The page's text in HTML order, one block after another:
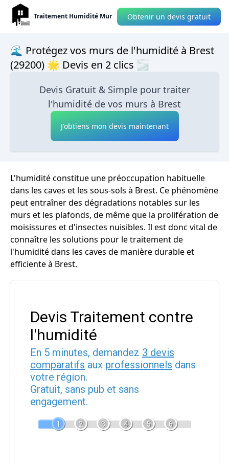
Traitement Humidité Mur Obtenir un devis gratuit
🌊 Protégez vos murs de l'humidité à Brest
(29200) 🌟 Devis en 2 clics 🌫
Devis Gratuit & Simple pour traiter
l'humidité de vos murs à Brest
J'obtiens mon devis maintenant
L'humidité constitue une préoccupation habituelle
dans les caves et les sous-sols à Brest. Ce phénomène
peut entraîner des dégradations notables sur les
murs et les plafonds, de même que la prolifération de
moisissures et d'insectes nuisibles. Il est donc vital de
connaître les solutions pour le traitement de
l'humidité dans les caves de manière durable et
efficiente à Brest.
Devis Traitement contre
l'humidité
En 5 minutes, demandez 3 devis
comparatifs aux professionnels dans
votre région.
Gratuit, sans pub et sans
engagement.
1 2 3 4 5 6